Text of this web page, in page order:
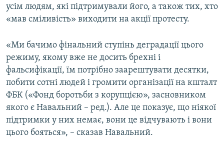
усім людям, які підтримували його, а також тих, хто
«мав сміливість» виходити на акції протесту.
«Ми бачимо фінальний ступінь деградації цього
режиму, якому вже не досить брехні і
фальсифікації, їм потрібно заарештувати десятки,
побити сотні людей і громити організації на кшталт
ФБК («Фонд боротьби з корупцією», засновником
якого є Навальний – ред.). Але це показує, що ніякої
підтримки у них немає, вони це відчувають і вони
цього бояться», – сказав Навальний.